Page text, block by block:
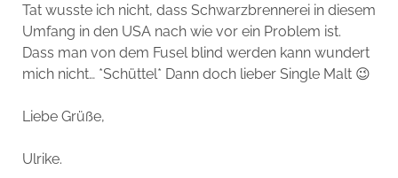
Tat wusste ich nicht, dass Schwarzbrennerei in diesem
Umfang in den USA nach wie vor ein Problem ist.
Dass man von dem Fusel blind werden kann wundert
mich nicht… *Schüttel* Dann doch lieber Single Malt 😉
Liebe Grüße,
Ulrike.